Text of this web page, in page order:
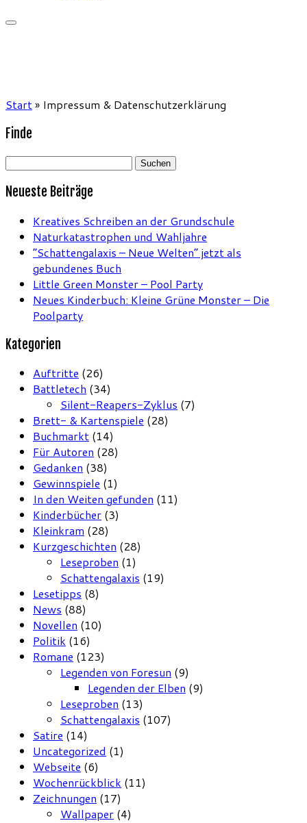
Start» Impressum & Datenschutzerklärung
Finde
Suchen
Neueste Beiträge
Kreatives Schreiben an der Grundschule
Naturkatastrophen und Wahljahre
“Schattengalaxis – Neue Welten” jetzt als
gebundenes Buch
Little Green Monster – Pool Party
Neues Kinderbuch: Kleine Grüne Monster – Die
Poolparty
Kategorien
Auftritte (26)
Battletech (34)
Silent-Reapers-Zyklus (7)
Brett- & Kartenspiele (28)
Buchmarkt (14)
Für Autoren (28)
Gedanken (38)
Gewinnspiele (1)
In den Weiten gefunden (11)
Kinderbücher (3)
Kleinkram (28)
Kurzgeschichten (28)
Leseproben (1)
Schattengalaxis (19)
Lesetipps (8)
News (88)
Novellen (10)
Politik (16)
Romane (123)
Legenden von Foresun (9)
Legenden der Elben (9)
Leseproben (13)
Schattengalaxis (107)
Satire (14)
Uncategorized (1)
Webseite (6)
Wochenrückblick (11)
Zeichnungen (17)
Wallpaper (4)